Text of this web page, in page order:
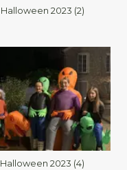
Halloween 2023 (2)
Halloween 2023 (4)